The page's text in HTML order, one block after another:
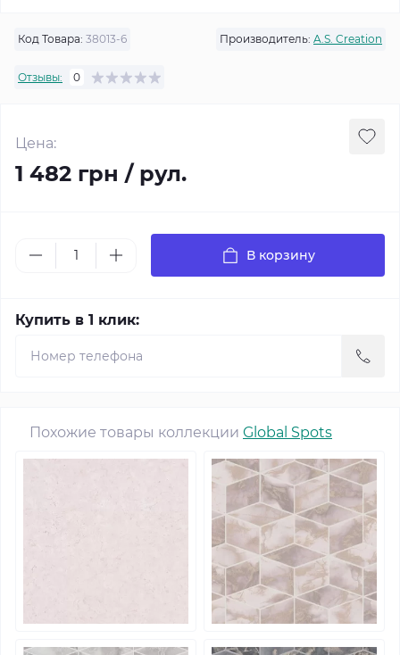
Код Товара: 38013-6 Производитель: A.S. Creation
Отзывы: 0
Цена:
1 482 грн / рул.
В корзину
Купить в 1 клик:
Похожие товары коллекции Global Spots